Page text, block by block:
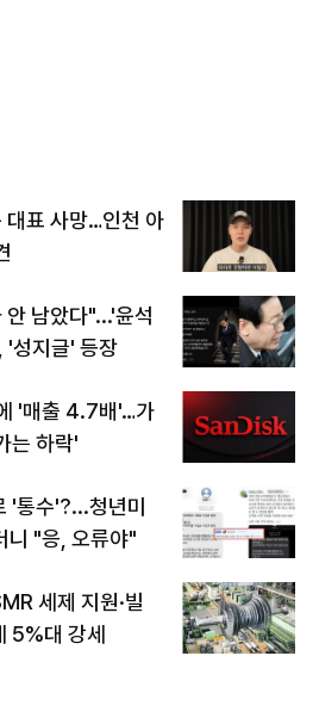
대표 사망…인천 아
남았다"...'윤석
'성지글' 등장
'매출 4.7배'…가
는 하락'
'통수'?...청년미
니 "응, 오류야"
세제 지원·빌
5%대 강세